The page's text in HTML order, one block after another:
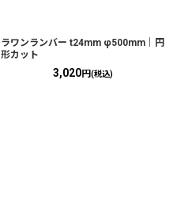
ラワンランバー t24mm φ500mm｜円
形カット
3,020円(税込)